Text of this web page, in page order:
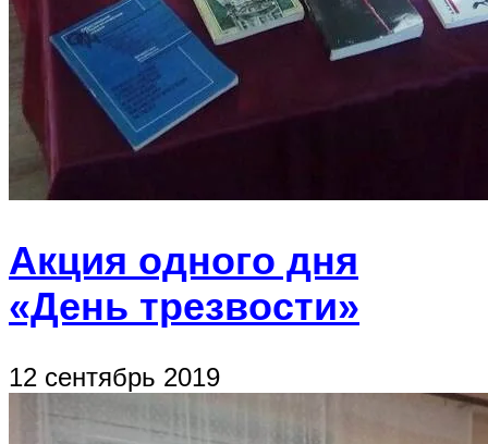
Акция одного дня
«День трезвости»
12 сентябрь 2019